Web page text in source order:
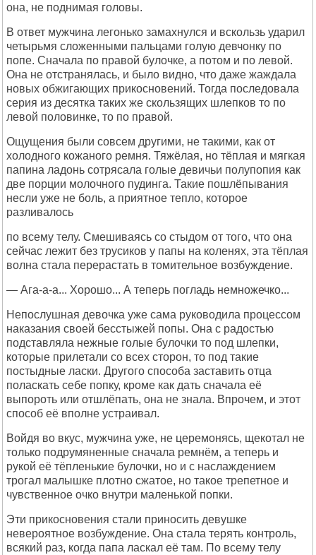
она, не поднимая головы.
В ответ мужчина легонько замахнулся и вскользь ударил
четырьмя сложенными пальцами голую девчонку по
попе. Сначала по правой булочке, а потом и по левой.
Она не отстранялась, и было видно, что даже жаждала
новых обжигающих прикосновений. Тогда последовала
серия из десятка таких же скользящих шлепков то по
левой половинке, то по правой.
Ощущения были совсем другими, не такими, как от
холодного кожаного ремня. Тяжёлая, но тёплая и мягкая
папина ладонь сотрясала голые девичьи полупопия как
две порции молочного пудинга. Такие пошлёпывания
несли уже не боль, а приятное тепло, которое
разливалось
по всему телу. Смешиваясь со стыдом от того, что она
сейчас лежит без трусиков у папы на коленях, эта тёплая
волна стала перерастать в томительное возбуждение.
— Ага-а-а... Хорошо... А теперь погладь немножечко...
Непослушная девочка уже сама руководила процессом
наказания своей бесстыжей попы. Она с радостью
подставляла нежные голые булочки то под шлепки,
которые прилетали со всех сторон, то под такие
постыдные ласки. Другого способа заставить отца
поласкать себе попку, кроме как дать сначала её
выпороть или отшлёпать, она не знала. Впрочем, и этот
способ её вполне устраивал.
Войдя во вкус, мужчина уже, не церемонясь, щекотал не
только подрумяненные сначала ремнём, а теперь и
рукой её тёпленькие булочки, но и с наслаждением
трогал малышке плотно сжатое, но такое трепетное и
чувственное очко внутри маленькой попки.
Эти прикосновения стали приносить девушке
невероятное возбуждение. Она стала терять контроль,
всякий раз, когда папа ласкал её там. По всему телу